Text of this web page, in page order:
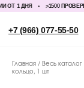
1 ДНЯ >1500
Главная Весь каталог
кольцо, 1 шт